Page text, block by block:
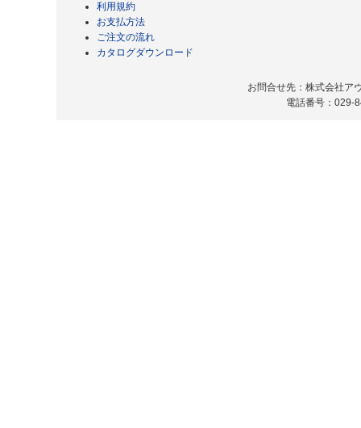
利用規約
お支払方法
ご注文の流れ
カタログダウンロード
お問合せ先：株式会社ア
電話番号：